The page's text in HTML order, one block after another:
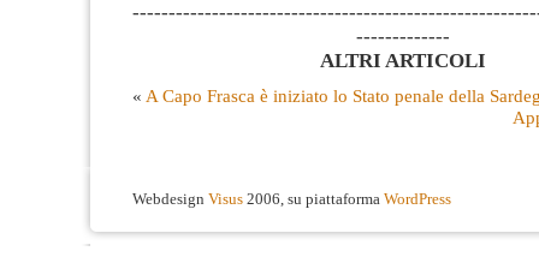
-------------
ALTRI ARTICOLI
« A Capo Frasca è iniziato lo Stato penale della
Webdesign Visus 2006, su piattaforma WordPress